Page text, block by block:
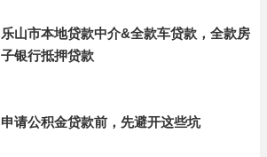
乐山市本地贷款中介&全款车贷款，全款房
子银行抵押贷款
申请公积金贷款前，先避开这些坑